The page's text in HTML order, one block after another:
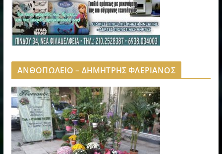
ΑΝΘΟΠΩΛΕΙΟ – ΔΗΜΗΤΡΗΣ ΦΛΕΡΙΑΝΟΣ